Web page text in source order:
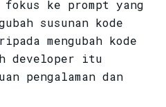
ke prompt yang
susunan kode
mengubah kode
developer itu
pengalaman dan